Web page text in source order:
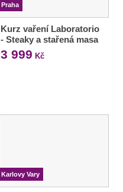
Praha
Kurz vaření Laboratorio
- Steaky a stařená masa
3 999 Kč
Karlovy Vary